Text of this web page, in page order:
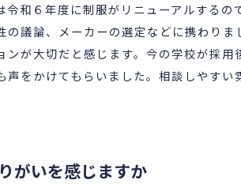
令和６年度に制服がリニューアルする
の議論、メーカーの選定などに携わり
ンが大切だと感じます。今の学校が採
声をかけてもらいました。相談しやすい
がいを感じますか